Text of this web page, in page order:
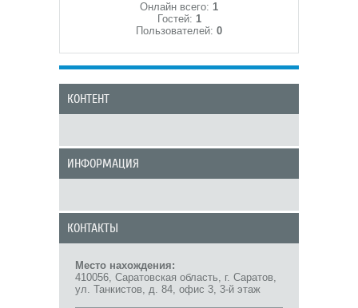
Онлайн всего: 1
Гостей: 1
Пользователей: 0
КОНТЕНТ
ИНФОРМАЦИЯ
КОНТАКТЫ
Место нахождения:
410056, Саратовская область, г. Саратов,
ул. Танкистов, д. 84, офис 3, 3-й этаж